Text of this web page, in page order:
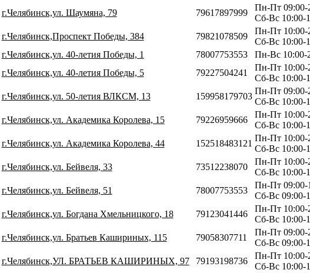
г.Челябинск,ул. Шаумяна, 79 79617897999
Пн-Пт 09:00-
Сб-Вс 10:00-
г.Челябинск,Проспект Победы, 384 79821078509
Пн-Пт 10:00-
Сб-Вс 10:00-
г.Челябинск,ул. 40-летия Победы, 1 78007753553
Пн-Вс 10:00-
г.Челябинск,ул. 40-летия Победы, 5 79227504241
Пн-Пт 10:00-
Сб-Вс 10:00-
г.Челябинск,ул. 50-летия ВЛКСМ, 13 159958179703
Пн-Пт 09:00-
Сб-Вс 10:00-
г.Челябинск,ул. Академика Королева, 15 79226959666
Пн-Пт 10:00-
Сб-Вс 10:00-
г.Челябинск,ул. Академика Королева, 44 152518483121
Пн-Пт 10:00-
Сб-Вс 10:00-
г.Челябинск,ул. Бейвеля, 33 73512238070
Пн-Пт 10:00-
Сб-Вс 10:00-
г.Челябинск,ул. Бейвеля, 51 78007753553
Пн-Пт 09:00-
Сб-Вс 09:00-
г.Челябинск,ул. Богдана Хмельницкого, 18 79123041446
Пн-Пт 10:00-
Сб-Вс 10:00-
г.Челябинск,ул. Братьев Кашириных, 115 79058307711
Пн-Пт 09:00-
Сб-Вс 09:00-
г.Челябинск,УЛ. БРАТЬЕВ КАШИРИНЫХ, 97 79193198736
Пн-Пт 10:00-
Сб-Вс 10:00-